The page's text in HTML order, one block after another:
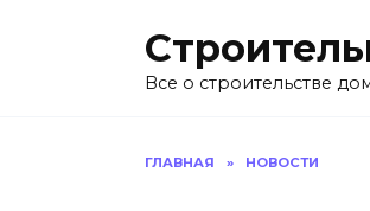
Все о строительстве
ГЛАВНАЯ » НОВОСТИ